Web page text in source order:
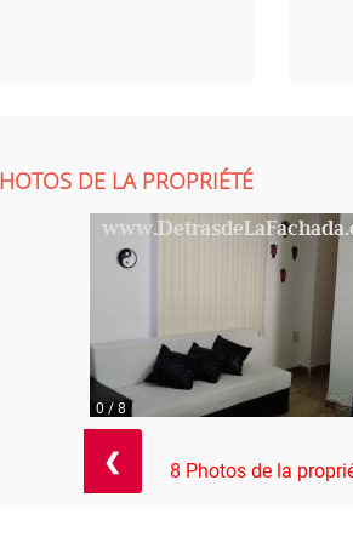
DE LA PROPRIÉTÉ
0 / 8
❮ 8 Photos de la